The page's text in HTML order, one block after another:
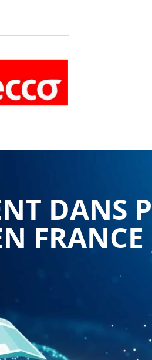
DANS
FRANCE